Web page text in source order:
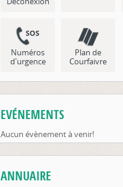
Numéros
d'urgence
Plan de
Courfaivre
EVÉNEMENTS
Aucun évènement à venir!
ANNUAIRE